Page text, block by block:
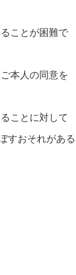
ことが困難で
本人の同意を
ことに対して
すおそれがある